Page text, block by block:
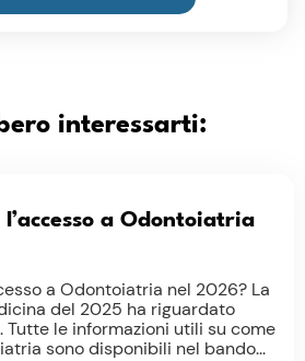
interessarti:
a Odontoiatria
a Odontoiatria nel 2026? La
del 2025 ha riguardato
le informazioni utili su come
sono disponibili nel bando...